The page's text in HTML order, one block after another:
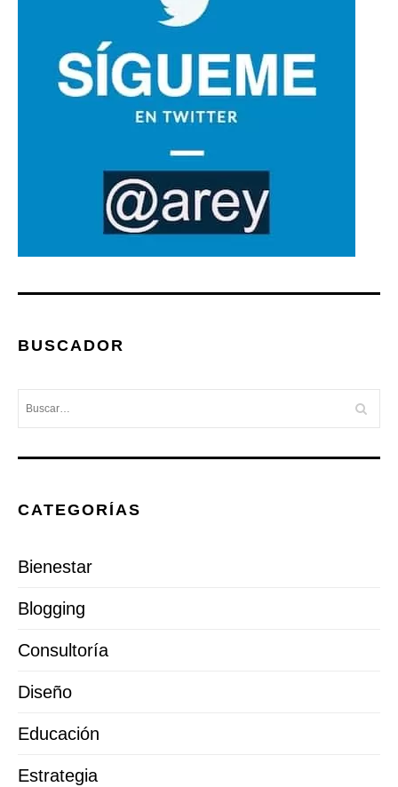
BUSCADOR
CATEGORÍAS
Bienestar
Blogging
Consultoría
Diseño
Educación
Estrategia